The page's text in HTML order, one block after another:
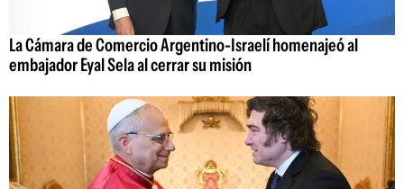
La Cámara de Comercio Argentino-Israelí homenajeó al
embajador Eyal Sela al cerrar su misión